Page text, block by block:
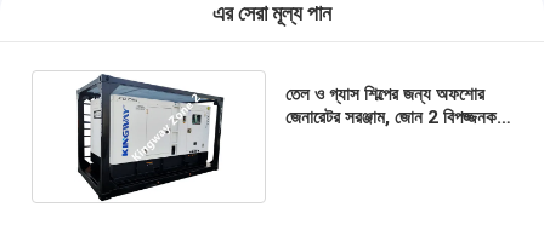
এর সেরা মূল্য পান
তেল ও গ্যাস শিল্পের জন্য অফশোর
জেনারেটর সরঞ্জাম, জোন 2 বিপজ্জনক